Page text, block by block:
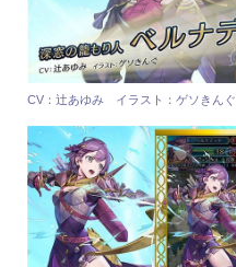
CV：辻あゆみ イラスト：ゲソきんぐ